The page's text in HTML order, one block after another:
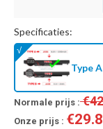
Specificaties:
Type A
Normale prijs :
Onze prijs :